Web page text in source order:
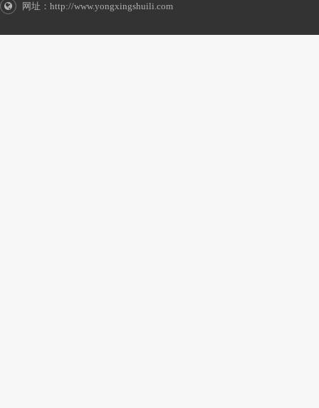
网址：http://www.yongxingshuili.com